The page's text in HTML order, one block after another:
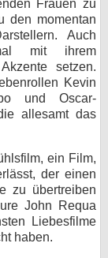
Frauen zu
den momentan
Auch
mit ihrem
setzen.
Kevin
und Oscar-
allesamt das
ein Film,
der einen
zu übertreiben
John Requa
Liebesfilme
haben.